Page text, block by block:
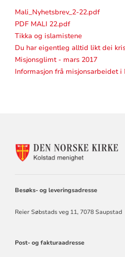
Mali_Nyhetsbrev_2-22.pdf
PDF MALI 22.pdf
Tikka og islamistene
Du har eigentleg alltid likt dei
Misjonsglimt - mars 2017
Informasjon frå misjonsarbeidet
Besøks- og leveringsadresse
Reier Søbstads veg 11, 7078 Saupstad
Post- og fakturaadresse